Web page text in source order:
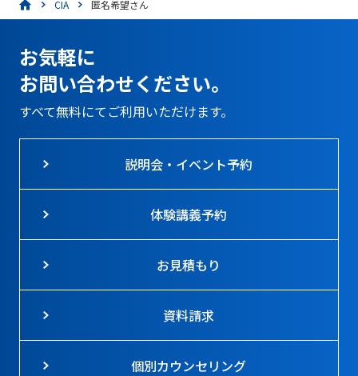
CIA 匿名希望さん
お気軽に
お問い合わせください。
すべて無料にてご利用いただけます。
説明会・イベント予約
体験講義予約
お見積もり
資料請求
個別カウンセリング